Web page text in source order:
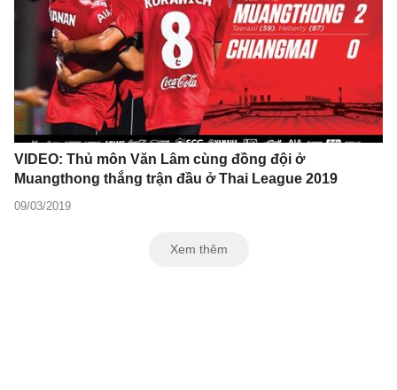
VIDEO: Thủ môn Văn Lâm cùng đồng đội ở
Muangthong thắng trận đầu ở Thai League 2019
09/03/2019
Xem thêm